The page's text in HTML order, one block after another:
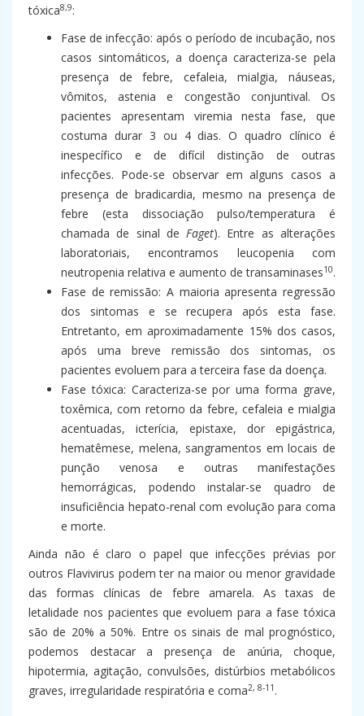
tóxica8,9:
Fase de infecção: após o período de incubação, nos
casos sintomáticos, a doença caracteriza-se pela
presença de febre, cefaleia, mialgia, náuseas,
vômitos, astenia e congestão conjuntival. Os
pacientes apresentam viremia nesta fase, que
costuma durar 3 ou 4 dias. O quadro clínico é
inespecífico e de difícil distinção de outras
infecções. Pode-se observar em alguns casos a
presença de bradicardia, mesmo na presença de
febre (esta dissociação pulso/temperatura é
chamada de sinal deFaget). Entre as alterações
laboratoriais, encontramos leucopenia com
neutropenia relativa e aumento de transaminases10.
Fase de remissão: A maioria apresenta regressão
dos sintomas e se recupera após esta fase.
Entretanto, em aproximadamente 15% dos casos,
após uma breve remissão dos sintomas, os
pacientes evoluem para a terceira fase da doença.
Fase tóxica: Caracteriza-se por uma forma grave,
toxêmica, com retorno da febre, cefaleia e mialgia
acentuadas, icterícia, epistaxe, dor epigástrica,
hematêmese, melena, sangramentos em locais de
punção venosa e outras manifestações
hemorrágicas, podendo instalar-se quadro de
insuficiência hepato-renal com evolução para coma
e morte.
Ainda não é claro o papel que infecções prévias por
outros Flavivirus podem ter na maior ou menor gravidade
das formas clínicas de febre amarela. As taxas de
letalidade nos pacientes que evoluem para a fase tóxica
são de 20% a 50%. Entre os sinais de mal prognóstico,
podemos destacar a presença de anúria, choque,
hipotermia, agitação, convulsões, distúrbios metabólicos
graves, irregularidade respiratória e coma2, 8-11 .